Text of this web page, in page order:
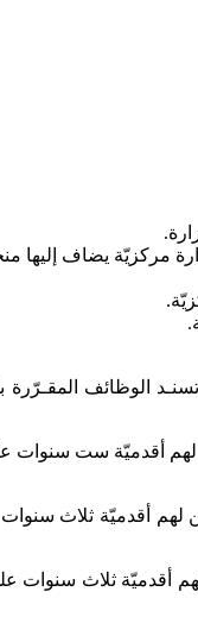
المخوّلة لوظائف مدير عام
الفقرة (أ – 2) إلاّ لقضاة
الفقرة (أ – 3) إلاّ لقضاة
أقدميّة ثلاث